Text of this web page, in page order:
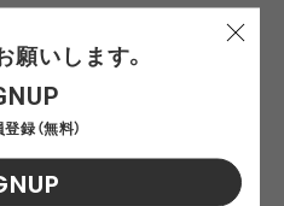
トを装備
いします。
録（無料）